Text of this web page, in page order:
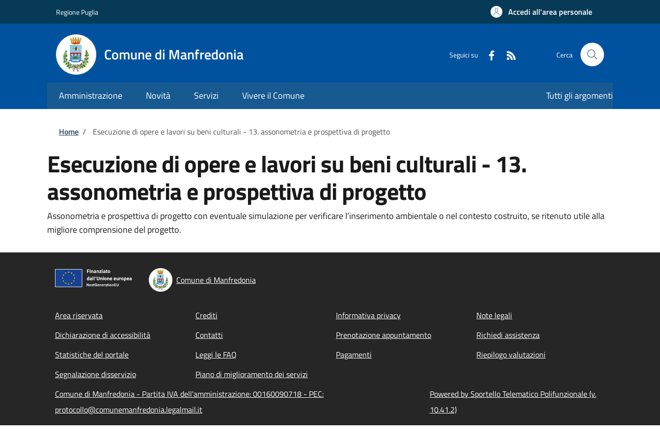
Regione Puglia Accedi all'area personale
Comune di Manfredonia Seguici su Cerca
Amministrazione Novità Servizi Vivere il Comune Tutti gli argomenti
Briciole di pane
Home / Esecuzione di opere e lavori su beni culturali - 13. assonometria e prospettiva di progetto
Esecuzione di opere e lavori su beni culturali - 13.
assonometria e prospettiva di progetto
Assonometria e prospettiva di progetto con eventuale simulazione per verificare l’inserimento ambientale o nel contesto costruito, se ritenuto utile alla
migliore comprensione del progetto.
Comune di Manfredonia
Footer menu
Area riservata Crediti Informativa privacy
Note legali
Dichiarazione di accessibilità
Contatti Prenotazione appuntamento
Richiedi assistenza
Statistiche del portale
Leggi le FAQ Pagamenti
Riepilogo valutazioni
Segnalazione disservizio
Piano di miglioramento dei servizi
Comune di Manfredonia - Partita IVA dell'amministrazione: 00160090718 - PEC:
protocollo@comunemanfredonia.legalmail.it
Powered by Sportello Telematico Polifunzionale (v.
10.41.2)